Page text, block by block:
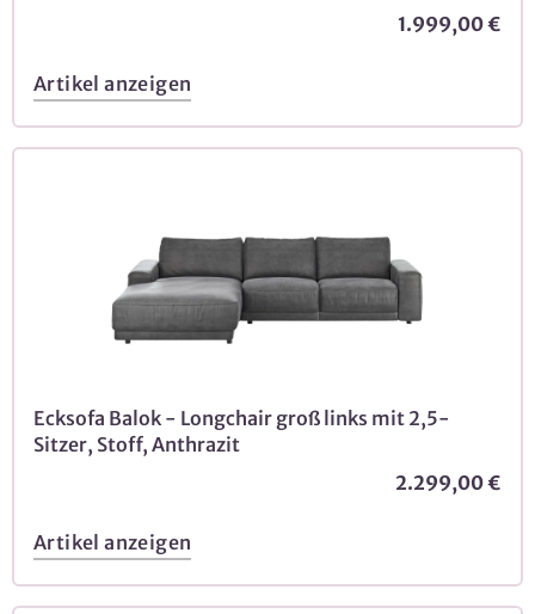
1.999,00 €
Artikel anzeigen
Ecksofa Balok - Longchair groß links mit 2,5-
Sitzer, Stoff, Anthrazit
2.299,00 €
Artikel anzeigen